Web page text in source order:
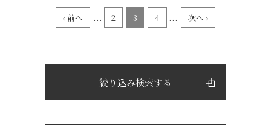
‹ 前へ ... 2 3 4 ... 次へ ›
絞り込み検索する